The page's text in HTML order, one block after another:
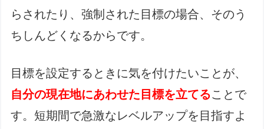
らされたり、強制された目標の場合、そのう
ちしんどくなるからです。
目標を設定するときに気を付けたいことが、
自分の現在地にあわせた目標を立てることで
す。短期間で急激なレベルアップを目指すよ